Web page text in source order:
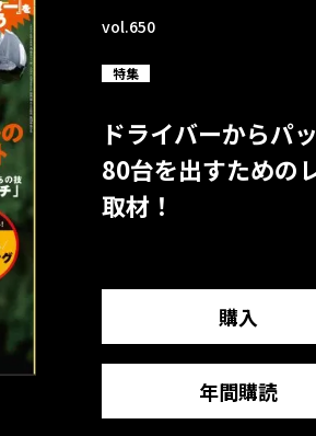
vol.650
特集
ドライバーからパ
80台を出すための
取材！
購入
年間購読